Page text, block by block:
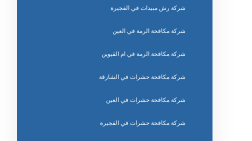
شركة رش مبيدات في الفجيرة
شركة مكافحة الرمة في العين
شركة مكافحة الرمة في ام القيوين
شركة مكافحة حشرات في الشارقة
شركة مكافحة حشرات في العين
شركة مكافحة حشرات في الفجيرة